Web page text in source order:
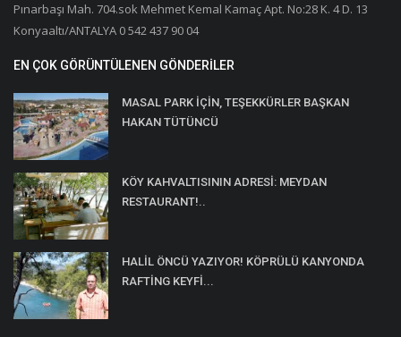
Pınarbaşı Mah. 704.sok Mehmet Kemal Kamaç Apt. No:28 K. 4 D. 13
Konyaaltı/ANTALYA 0 542 437 90 04
EN ÇOK GÖRÜNTÜLENEN GÖNDERILER
MASAL PARK İÇİN, TEŞEKKÜRLER BAŞKAN
HAKAN TÜTÜNCÜ
KÖY KAHVALTISININ ADRESİ: MEYDAN
RESTAURANT!..
HALİL ÖNCÜ YAZIYOR! KÖPRÜLÜ KANYONDA
RAFTİNG KEYFİ...